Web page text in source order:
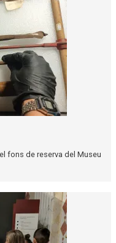
fons de reserva del Museu